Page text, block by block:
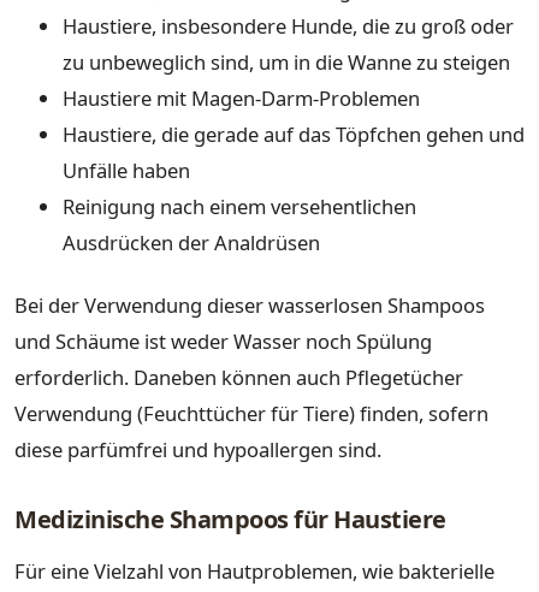
Haustiere, insbesondere Hunde, die zu groß oder
zu unbeweglich sind, um in die Wanne zu steigen
Haustiere mit Magen-Darm-Problemen
Haustiere, die gerade auf das Töpfchen gehen und
Unfälle haben
Reinigung nach einem versehentlichen
Ausdrücken der Analdrüsen
Bei der Verwendung dieser wasserlosen Shampoos
und Schäume ist weder Wasser noch Spülung
erforderlich. Daneben können auch Pflegetücher
Verwendung (Feuchttücher für Tiere) finden, sofern
diese parfümfrei und hypoallergen sind.
Medizinische Shampoos für Haustiere
Für eine Vielzahl von Hautproblemen, wie bakterielle